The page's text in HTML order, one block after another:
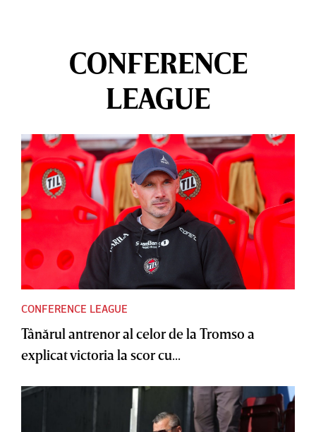
CONFERENCE
LEAGUE
CONFERENCE LEAGUE
Tânărul antrenor al celor de la Tromso a
explicat victoria la scor cu...